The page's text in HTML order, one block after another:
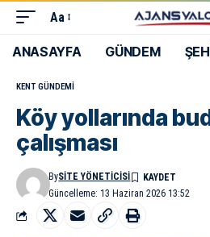
Aa
ANASAYFA GÜNDEM
KENT GÜNDEMI
Köy yollarında
çalışması
Güncelleme: 13 Haziran 2026 13:52
BySITE YÖNETICISI